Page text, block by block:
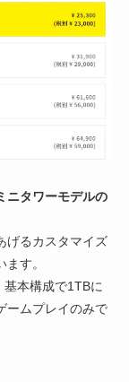
ニタワーモデルの
げるカスタマイズ
す。
本構成で1TBに
ームプレイのみで